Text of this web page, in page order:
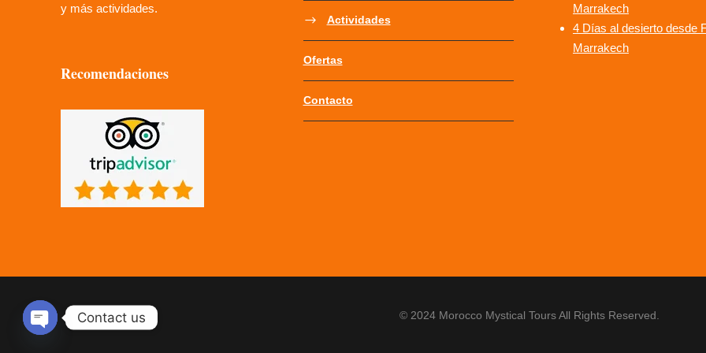
y más actividades.
Recomendaciones
Actividades
Ofertas
Contacto
Marrakech
4 Días al desierto desde
Marrakech
© 2024 Morocco Mystical Tours All Rights Reserved.
Contact us